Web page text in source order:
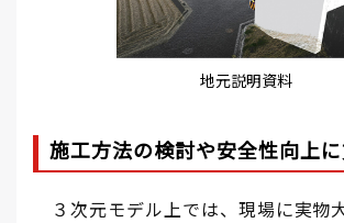
地元説明資料
施工方法の検討や安全性向上
３次元モデル上では、現場に実物